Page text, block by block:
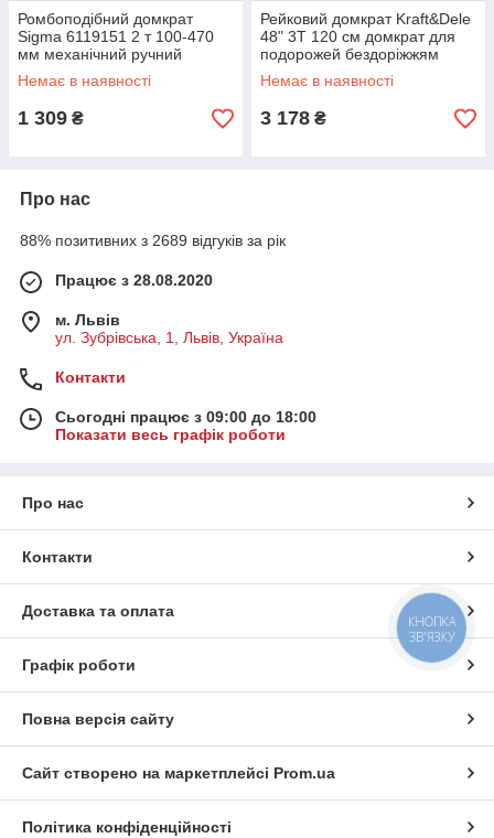
Ромбоподібний домкрат
Sigma 6119151 2 т 100-470
мм механічний ручний
підйомник автомобільний
Немає в наявності
1 309 ₴
Рейковий домкрат Kraft&Dele
48" 3T 120 см домкрат для
подорожей бездоріжжям
вертикальний домкрат
Немає в наявності
3 178 ₴
Про нас
88% позитивних з 2689 відгуків за рік
Працює з 28.08.2020
м. Львів
ул. Зубрівська, 1, Львів, Україна
Контакти
Сьогодні працює з 09:00 до 18:00
Показати весь графік роботи
Про нас
Контакти
Доставка та оплата
Графік роботи
Повна версія сайту
Сайт створено на маркетплейсі Prom.ua
Політика конфіденційності
КНОПКА
ЗВ'ЯЗКУ